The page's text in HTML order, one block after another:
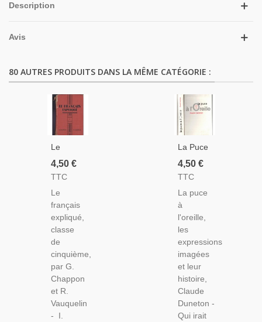
Description
Avis
80 AUTRES PRODUITS DANS LA MÊME CATÉGORIE :
Le
Français
Expliqué,
De 5e,
Chappon
Et
Vauquelin,
1954 -
Manuel
De
Littérature
4,50 €
TTC
Le
français
expliqué,
classe
de
cinquième,
par G.
Chappon
et R.
Vauquelin
- I.
La Puce
À
L'oreille,
Expressions
Imagées
Et Leur
Histoire,
Claude
Duneton,
2001
4,50 €
TTC
La puce
à
l'oreille,
les
expressions
imagées
et leur
histoire,
Claude
Duneton -
Qui irait